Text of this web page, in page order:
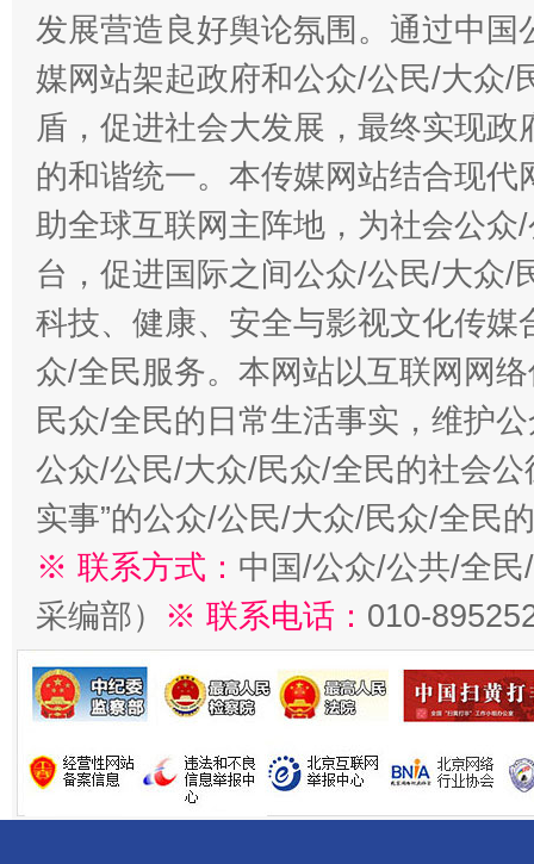
发展营造良好舆论氛围。通过中
媒网站架起政府和公众/公民/大众/
盾，促进社会大发展，最终实现
的和谐统一。本传媒网站结合现
助全球互联网主阵地，为社会公
台，促进国际之间公众/公民/大众/
科技、健康、安全与影视文化传
众/全民服务。本网站以互联网网
民众/全民的日常生活事实，维护
公众/公民/大众/民众/全民的社会公
实事”的公众/公民/大众/民众/全民
※ 联系方式： 中国/公众/公共/全
采编部） ※ 联系电话： 010-